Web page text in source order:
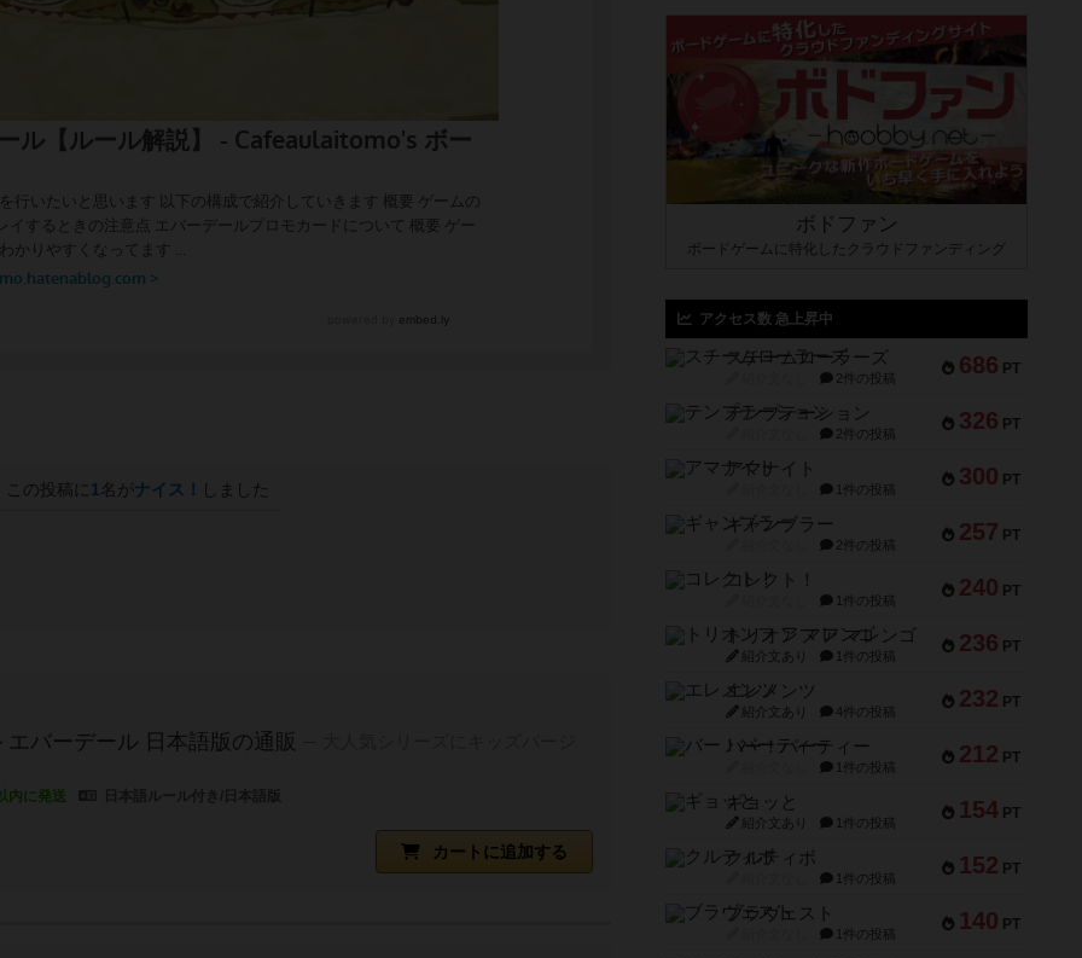
この投稿に 1 名がナイス！ しました
エバーデール 日本語版の通販
内に発送
カートに追加する
ボドファン
ボードゲームに特化したクラウドファンディング
アクセス数 急上昇中
686 PT
スチームローラーズ
2件の投稿
326 PT
テンプテーション
2件の投稿
300 PT
アマナイト
1件の投稿
257 PT
ギャンブラー
2件の投稿
240 PT
コレクト！
1件の投稿
236 PT
トリオンフ ア マレンゴ
紹介文あり 1件の投稿
232 PT
エレメンツ
紹介文あり 4件の投稿
212 PT
バー！パーティー
1件の投稿
154 PT
ギョッと
紹介文あり 1件の投稿
152 PT
クルティボ
1件の投稿
140 PT
ブラヴェスト
1件の投稿